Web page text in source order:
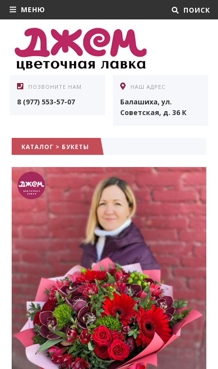
МЕНЮ ПОИСК
ПОЗВОНИТЕ НАМ
8 (977) 553-57-07
НАШ АДРЕС
Балашиха, ул.
Советская, д. 36 К
КАТАЛОГ > БУКЕТЫ